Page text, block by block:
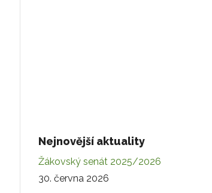
Nejnovější aktuality
Žákovský senát 2025/2026
30. června 2026